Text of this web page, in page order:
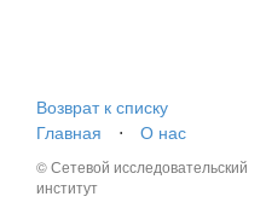
Возврат к списку
Главная
⋅ О нас
© Сетевой исследовательский
институт